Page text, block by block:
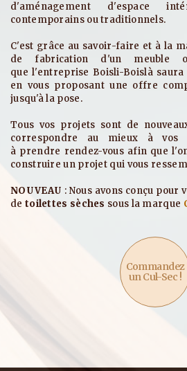
d'aménagement d'espace
contemporains ou traditionnels.
C'est grâce au savoir-faire et à la
de fabrication d'un meuble
que l'entreprise Boisli-Boislà
en vous proposant une offre
jusqu'à la pose.
Tous vos projets sont de
correspondre au mieux à vos
à prendre rendez-vous afin que
construire un projet qui vous
NOUVEAU : Nous avons conçu pour
de toilettes sèches sous la marque
Commandez
un Cul-Sec !